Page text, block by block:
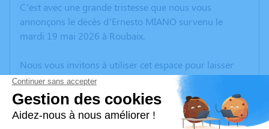
C’est avec une grande tristesse que nous vous
annonçons le décès d’Ernesto MIANO survenu le
mardi 19 mai 2026 à Roubaix.
Nous vous invitons à utiliser cet espace pour laisser
vos condoléances, partager des photos souvenirs, une
anecdote ou exprimer vos pensées à travers des
poèmes ou des textes. Cet endroit est un lieu
d'expression dédié à honorer la mémoire d’Ernesto